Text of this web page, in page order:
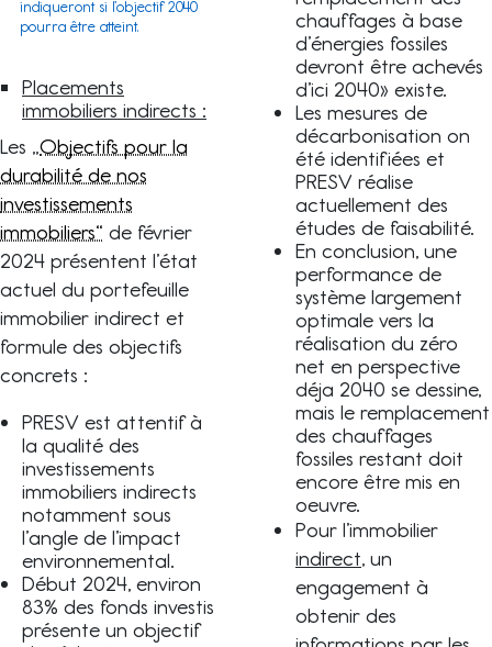
indiqueront si l’objectif 2040
pourra être atteint.
Placements
immobiliers indirects :
Les „Objectifs pour la
durabilité de nos
investissements
immobiliers“ de février
2024 présentent l’état
actuel du portefeuille
immobilier indirect et
formule des objectifs
concrets :
PRESV est attentif à
la qualité des
investissements
immobiliers indirects
notamment sous
l’angle de l’impact
environnemental.
Début 2024, environ
83% des fonds investis
présente un objectif
chauffages à base
d’énergies fossiles
devront être achevés
d’ici 2040» existe.
Les mesures de
décarbonisation on
été identifiées et
PRESV réalise
actuellement des
études de faisabilité.
En conclusion, une
performance de
système largement
optimale vers la
réalisation du zéro
net en perspective
déja 2040 se dessine,
mais le remplacement
des chauffages
fossiles restant doit
encore être mis en
oeuvre.
Pour l’immobilier
indirect, un
engagement à
obtenir des